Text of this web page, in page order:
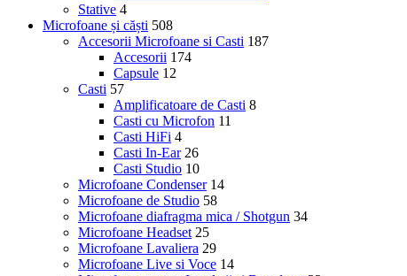
Stative 4
Microfoane și căști 508
Accesorii Microfoane si Casti 187
Accesorii 174
Capsule 12
Casti 57
Amplificatoare de Casti 8
Casti cu Microfon 11
Casti HiFi 4
Casti In-Ear 26
Casti Studio 10
Microfoane Condenser 14
Microfoane de Studio 58
Microfoane diafragma mica / Shotgun 34
Microfoane Headset 25
Microfoane Lavaliera 29
Microfoane Live si Voce 14